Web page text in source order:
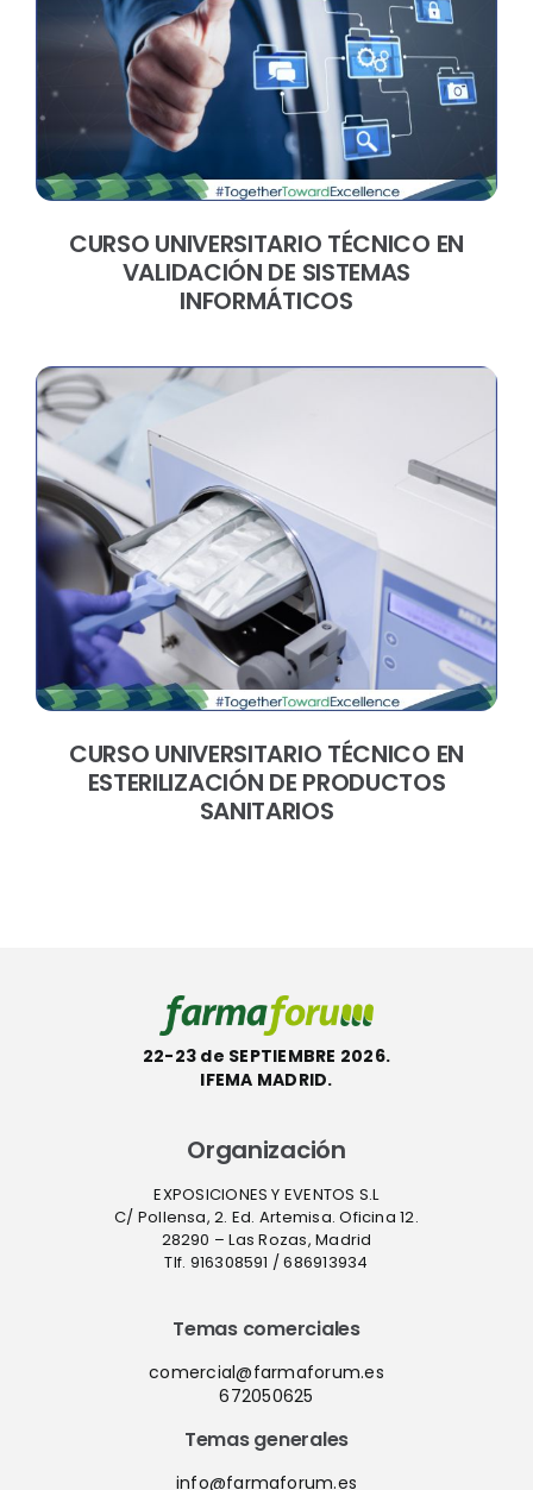
CURSO UNIVERSITARIO TÉCNICO EN
VALIDACIÓN DE SISTEMAS
INFORMÁTICOS
CURSO UNIVERSITARIO TÉCNICO EN
ESTERILIZACIÓN DE PRODUCTOS
SANITARIOS
22-23 de SEPTIEMBRE 2026.
IFEMA MADRID.
Organización
EXPOSICIONES Y EVENTOS S.L
C/ Pollensa, 2. Ed. Artemisa. Oficina 12.
28290 – Las Rozas, Madrid
Tlf. 916308591 / 686913934
Temas comerciales
comercial@farmaforum.es
672050625
Temas generales
info@farmaforum.es